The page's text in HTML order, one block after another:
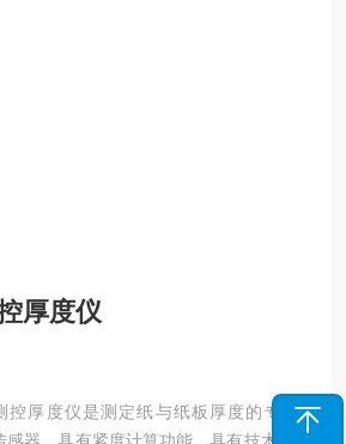
厚度仪
控厚度仪是测定纸与纸板厚度的专用仪